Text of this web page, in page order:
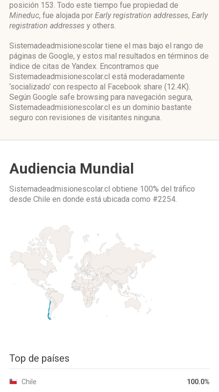
posición 153. Todo este tiempo fue propiedad de
Mineduc, fue alojada por Early registration addresses, Early
registration addresses y others.
Sistemadeadmisionescolar tiene el mas bajo el rango de
páginas de Google, y estos mal resultados en términos de
índice de citas de Yandex. Encontramos que
Sistemadeadmisionescolar.cl está moderadamente
‘socializado’ con respecto al Facebook share (12.4K).
Según Google safe browsing para navegación segura,
Sistemadeadmisionescolar.cl es un dominio bastante
seguro con revisiones de visitantes ninguna.
Audiencia Mundial
Sistemadeadmisionescolar.cl obtiene 100% del tráfico
desde Chile en donde está ubicada como #2254.
Top de países
Chile 100.0%